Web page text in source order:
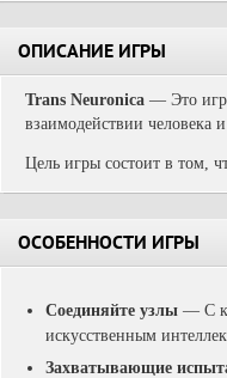
ОПИСАНИЕ ИГРЫ
Trans Neuronica — Это
взаимодействии человека
Цель игры состоит в том,
ОСОБЕННОСТИ ИГРЫ
Cоединяйте узлы — С
искусственным
Захватывающие